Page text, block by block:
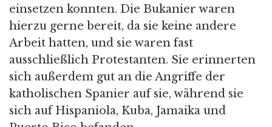
einsetzen konnten. Die Bukanier waren
hierzu gerne bereit, da sie keine andere
Arbeit hatten, und sie waren fast
ausschließlich Protestanten. Sie erinnerten
sich außerdem gut an die Angriffe der
katholischen Spanier auf sie, während sie
sich auf Hispaniola, Kuba, Jamaika und